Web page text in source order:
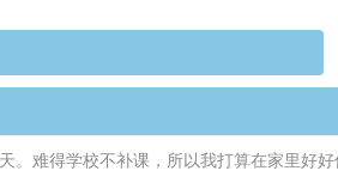
难得学校不补课，所以我打算在家里好